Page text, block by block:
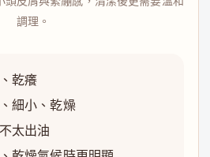
調理。
乾癢
細小、乾燥
太出油